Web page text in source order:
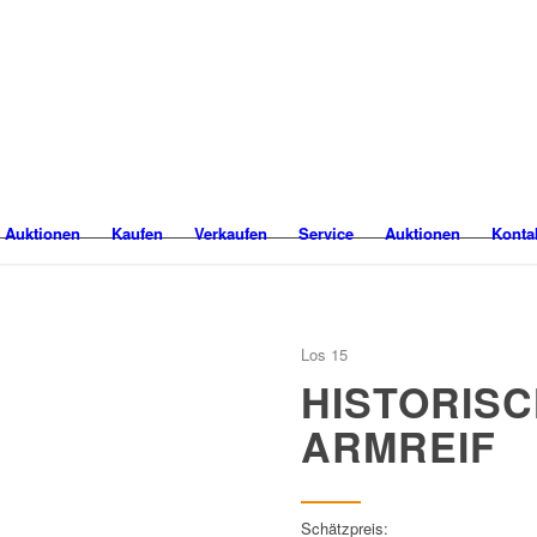
Auktionen Kaufen Verkaufen Service Auktionen
Los 15
ARMREIF
Schätzpreis: